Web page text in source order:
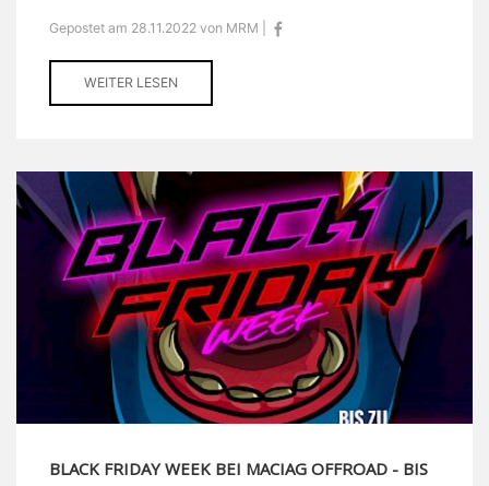
Gepostet am 28.11.2022 von MRM |
WEITER LESEN
BLACK FRIDAY WEEK BEI MACIAG OFFROAD - BIS